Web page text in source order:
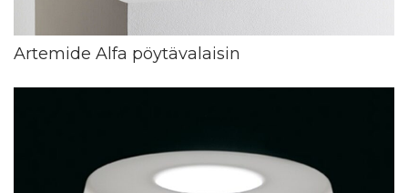
Artemide Alfa pöytävalaisin